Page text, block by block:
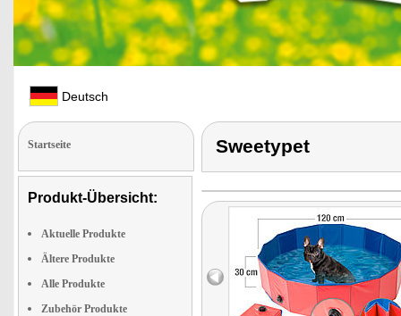
Deutsch
Startseite
Produkt-Übersicht:
Aktuelle Produkte
Ältere Produkte
Alle Produkte
Zubehör Produkte
Sweetypet